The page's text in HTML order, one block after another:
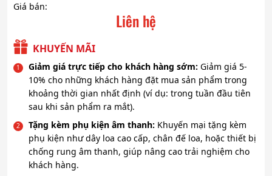
Giá bán:
Liên hệ
KHUYẾN MÃI
Giảm giá trực tiếp cho khách hàng sớm: Giảm giá 5-
10% cho những khách hàng đặt mua sản phẩm trong
khoảng thời gian nhất định (ví dụ: trong tuần đầu tiên
sau khi sản phẩm ra mắt).
Tặng kèm phụ kiện âm thanh: Khuyến mại tặng kèm
phụ kiện như dây loa cao cấp, chân đế loa, hoặc thiết bị
chống rung âm thanh, giúp nâng cao trải nghiệm cho
khách hàng.